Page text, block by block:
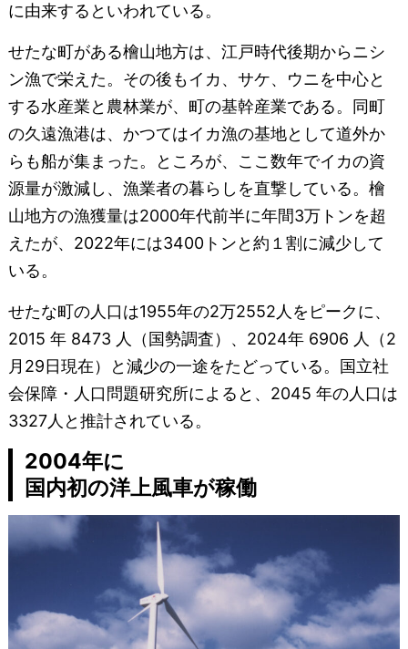
に由来するといわれている。
せたな町がある檜山地方は、江戸時代後期からニシ
ン漁で栄えた。その後もイカ、サケ、ウニを中心と
する水産業と農林業が、町の基幹産業である。同町
の久遠漁港は、かつてはイカ漁の基地として道外か
らも船が集まった。ところが、ここ数年でイカの資
源量が激減し、漁業者の暮らしを直撃している。檜
山地方の漁獲量は2000年代前半に年間3万トンを超
えたが、2022年には3400トンと約１割に減少して
いる。
せたな町の人口は1955年の2万2552人をピークに、
2015 年 8473 人（国勢調査）、2024年 6906 人（2
月29日現在）と減少の一途をたどっている。国立社
会保障・人口問題研究所によると、2045 年の人口は
3327人と推計されている。
2004年に
国内初の洋上風車が稼働